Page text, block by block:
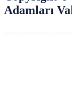
Adamları